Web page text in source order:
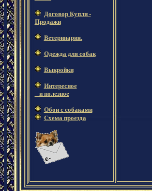
Договор Купли -
Продажи
Ветеринария.
Одежда для собак
Выкройки
Интересное
и полезное
Обои c cобаками
Схема проезда